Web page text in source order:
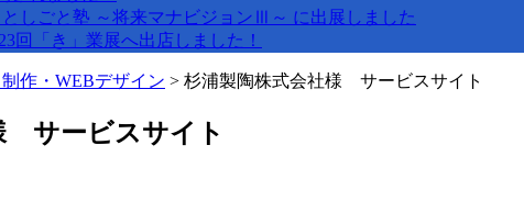
しごと塾 ～将来マナビジョンⅢ～ に出展しました
回「き」業展へ出店しました！
作・WEBデザイン > 杉浦製陶株式会社様 サービスサイト
サービスサイト